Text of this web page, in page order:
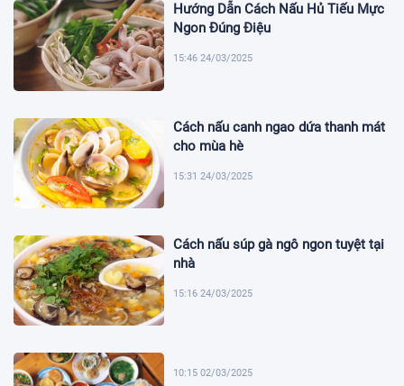
Hướng Dẫn Cách Nấu Hủ Tiếu Mực
Ngon Đúng Điệu
15:46 24/03/2025
Cách nấu canh ngao dứa thanh mát
cho mùa hè
15:31 24/03/2025
Cách nấu súp gà ngô ngon tuyệt tại
nhà
15:16 24/03/2025
10:15 02/03/2025